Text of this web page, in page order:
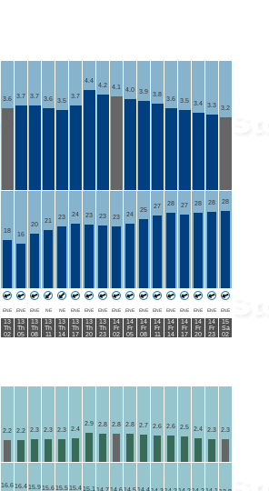
3.6 3.7 3.7 3.6 3.5
3.7
4.4
4.2 4.1 4.0 3.9 3.8
3.6 3.5 3.4 3.3 3.2
18
16
20
21
23 24 23 23 23 24
25
27 28 27 28 28 28
ENE ENE ENE NE NE ENE ENE ENE ENE ENE ENE ENE ENE ENE ENE ENE ENE
13
Th
02
13
Th
05
13
Th
08
13
Th
11
13
Th
14
13
Th
17
13
Th
20
13
Th
23
14
Fr
02
14
Fr
05
14
Fr
08
14
Fr
11
14
Fr
14
14
Fr
17
14
Fr
20
14
Fr
23
15
Sa
02
2.2 2.2 2.3 2.3 2.3 2.4
2.9 2.8 2.8 2.8 2.7 2.6 2.6 2.5 2.4 2.3 2.3
16.616.415.915.615.515.415.1 14.714.614.514.4